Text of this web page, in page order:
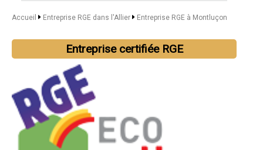
Accueil Entreprise RGE dans l'Allier Entreprise RGE à Montluçon
Entreprise certifiée RGE